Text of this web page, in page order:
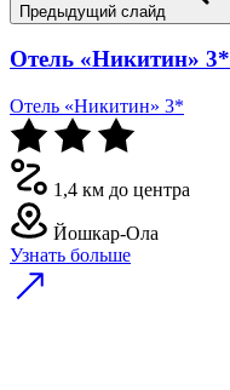
Предыдущий слайд
Отель «Никитин» 3*
Отель «Никитин» 3*
1,4 км до центра
Йошкар-Ола
Узнать больше